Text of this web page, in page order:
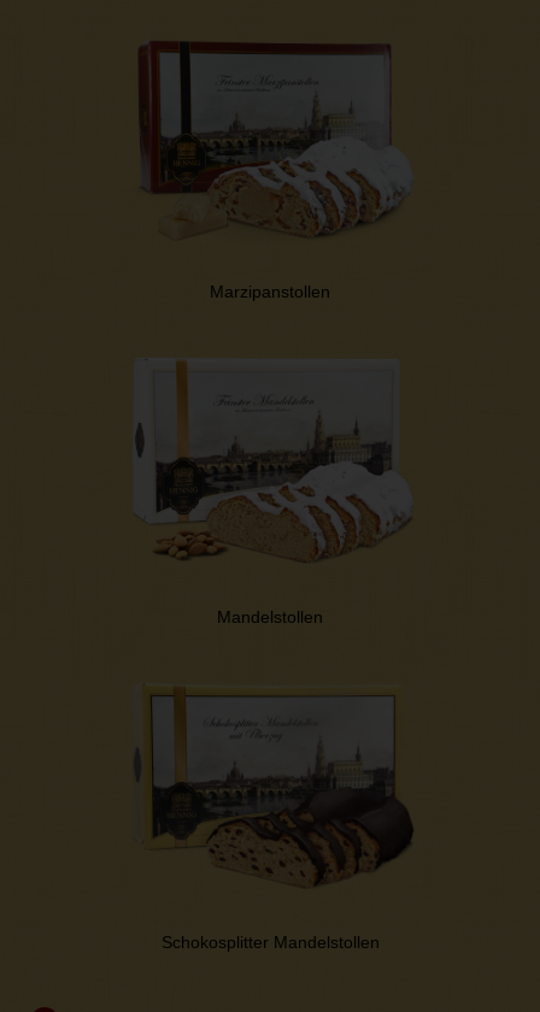
Marzipanstollen
Mandelstollen
Schokosplitter Mandelstollen